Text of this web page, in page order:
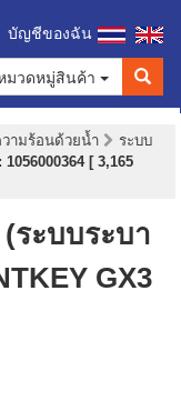
บัญชีของฉัน
มวดหมู่สินค้า
ามร้อนด้วยน้ำ
ระบบ
1056000364 [ 3,165
(ระบบระบา
GX3